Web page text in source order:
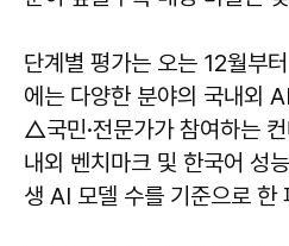
단계별 평가는 오는 12월부
에는 다양한 분야의 국내외
△국민·전문가가 참여하는
내외 벤치마크 및 한국어 성
생 AI 모델 수를 기준으로 한